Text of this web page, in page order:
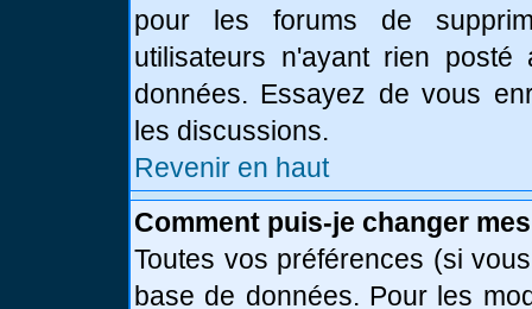
pour les forums de
utilisateurs n'ayant rien
données. Essayez de vous
les discussions.
Revenir en haut
Comment puis-je changer
Toutes vos préférences (si
base de données. Pour les